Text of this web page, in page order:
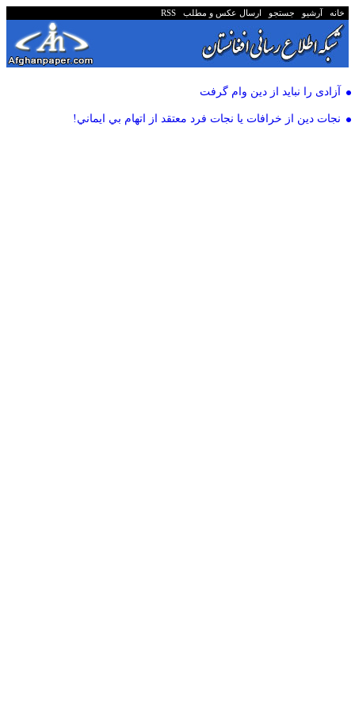
خانه آرشیو جستجو ارسال عکس و مطلب RSS
آزادی را نباید از دین وام گرفت
نجات دين از خرافات يا نجات فرد معتقد از اتهام بي ايماني!